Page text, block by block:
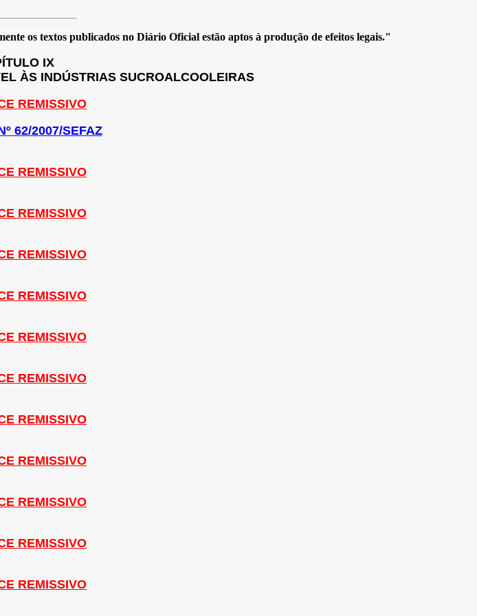
os textos publicados no Diário Oficial estão aptos à produção de efeitos legais."
IX
ÀS INDÚSTRIAS SUCROALCOOLEIRAS
REMISSIVO
62/2007/SEFAZ
REMISSIVO
REMISSIVO
REMISSIVO
REMISSIVO
REMISSIVO
REMISSIVO
REMISSIVO
REMISSIVO
REMISSIVO
REMISSIVO
REMISSIVO